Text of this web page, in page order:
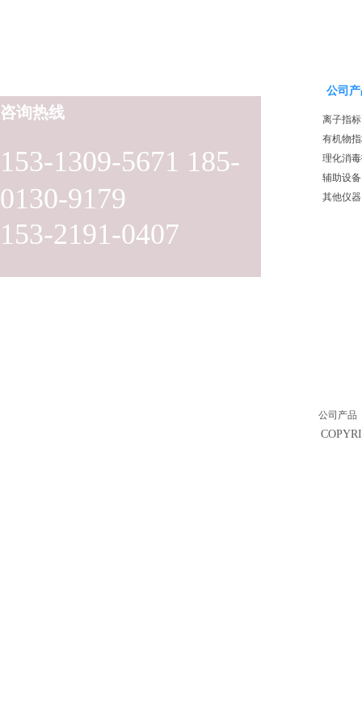
153-1309-5671 185-
0130-9179
153-2191-0407
咨询热线
公司
离子指标
有机物
理化消
辅助设备
其他仪器
公司产品